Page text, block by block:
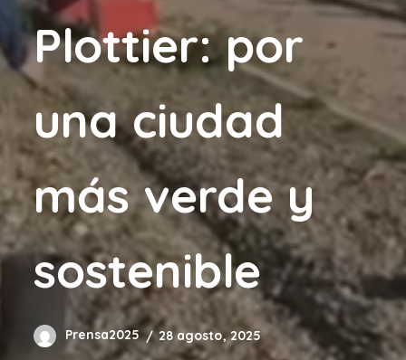
Plottier: por
una ciudad
más verde y
sostenible
Prensa2025 28 agosto, 2025